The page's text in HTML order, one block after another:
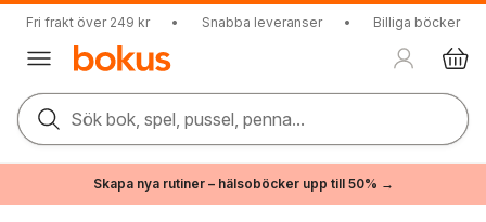
Fri frakt över 249 kr • Snabba leveranser • Billiga böcker
Sök bok, spel, pussel, penna...
Skapa nya rutiner – hälsoböcker upp till 50% →